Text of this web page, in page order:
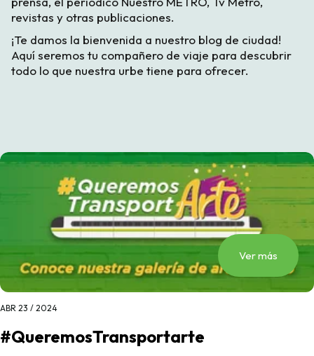
revistas y otras publicaciones.
¡Te damos la bienvenida a nuestro blog de ciudad!
Aquí seremos tu compañero de viaje para descubrir
todo lo que nuestra urbe tiene para ofrecer.
Ver más
ABR 23 / 2024
#QueremosTransportarte